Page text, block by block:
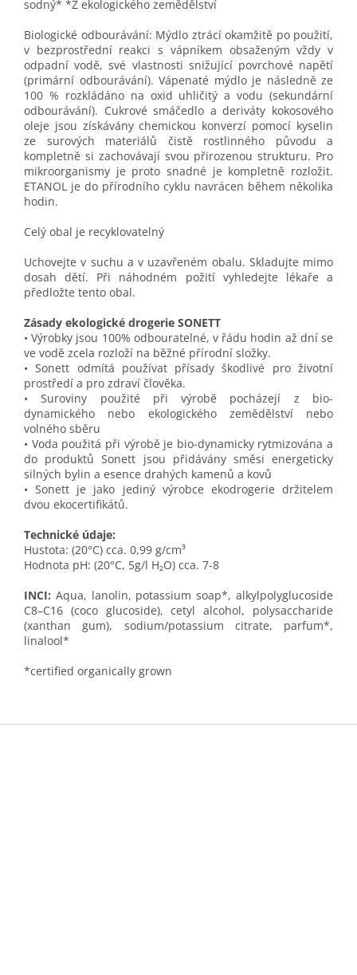
sodný* *Z ekologického zemědělství
Biologické odbourávání: Mýdlo ztrácí okamžitě po použití,
v bezprostřední reakci s vápníkem obsaženým vždy v
odpadní vodě, své vlastnosti snižující povrchové napětí
(primární odbourávání). Vápenaté mýdlo je následně ze
100 % rozkládáno na oxid uhličitý a vodu (sekundární
odbourávání). Cukrové smáčedlo a deriváty kokosového
oleje jsou získávány chemickou konverzí pomocí kyselin
ze surových materiálů čistě rostlinného původu a
kompletně si zachovávají svou přirozenou strukturu. Pro
mikroorganismy je proto snadné je kompletně rozložit.
ETANOL je do přírodního cyklu navrácen během několika
hodin.
Celý obal je recyklovatelný
Uchovejte v suchu a v uzavřeném obalu. Skladujte mimo
dosah dětí. Při náhodném požití vyhledejte lékaře a
předložte tento obal.
Zásady ekologické drogerie SONETT
• Výrobky jsou 100% odbouratelné, v řádu hodin až dní se
ve vodě zcela rozloží na běžné přírodní složky.
• Sonett odmítá používat přísady škodlivé pro životní
prostředí a pro zdraví člověka.
• Suroviny použité při výrobě pocházejí z bio-
dynamického nebo ekologického zemědělství nebo
volného sběru
• Voda použitá při výrobě je bio-dynamicky rytmizována a
do produktů Sonett jsou přidávány směsi energeticky
silných bylin a esence drahých kamenů a kovů
• Sonett je jako jediný výrobce ekodrogerie držitelem
dvou ekocertifikátů.
Technické údaje:
Hustota: (20°C) cca. 0,99 g/cm³
Hodnota pH: (20°C, 5g/l H₂O) cca. 7-8
INCI: Aqua, lanolin, potassium soap*, alkylpolyglucoside
C8–C16 (coco glucoside), cetyl alcohol, polysaccharide
(xanthan gum), sodium/potassium citrate, parfum*,
linalool*
*certified organically grown
Z